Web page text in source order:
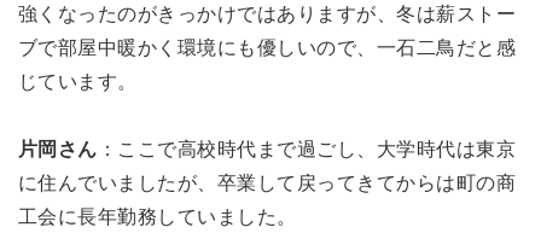
強くなったのがきっかけではありますが、冬は薪ストー
ブで部屋中暖かく環境にも優しいので、一石二鳥だと感
じています。
片岡さん ：ここで高校時代まで過ごし、大学時代は東京
に住んでいましたが、卒業して戻ってきてからは町の商
工会に長年勤務していました。